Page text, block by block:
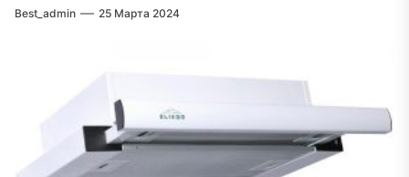
Best_admin 25 Марта 2024